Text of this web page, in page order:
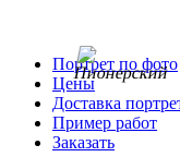
Портрет по фото
Цены
Доставка
Пример работ
Заказать